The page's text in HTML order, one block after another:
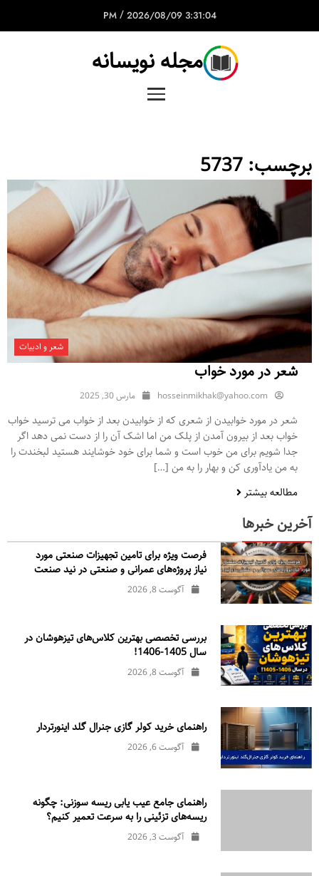
3:31:04 PM
/ 2026/08/09
مجله نویسانه
برچسب: 5737
شعر و ادبیات
شعر در مورد خواب
hosseinmikhak@yahoo.com مارس 30, 2025
شعر در مورد خوابیدن از شعری که از خوابیدن بعد از خواب می ترسید خواب
خواب بعد از بیرون آمدن از پلک من اما اشک آن را از دست نمی دهد اگر
جدا شویم برای من خوب است و شما برای خود خوشایند هستید لبخندت را
به من یادآوری کن و بهار را به من […]
مطالعه بیشتر
آخرین خبرها
فرصت ویژه برای تامین تجهیزات صنعتی مورد
نیاز پروژه‌های عمرانی و صنعتی در نید صنعت
آگوست 8, 2026
بررسی تخصصی بهترین کلاس‌های تیزهوشان در
سال 1405-1406!
آگوست 8, 2026
راهنمای خرید کولر گازی جنرال‌ گلد اینورتر‌دار
آگوست 6, 2026
راهنمای جامع عیب یابی ریسه سوزنی: چگونه
ریسه‌های تزئینی را به سرعت تعمیر کنیم؟
آگوست 3, 2026